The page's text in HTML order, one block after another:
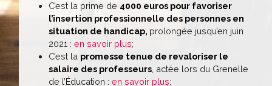
C’est la prime de 4000 euros pour favoriser
l’insertion professionnelle des personnes en
situation de handicap, prolongée jusqu’en juin
2021 : en savoir plus;
C’est la promesse tenue de revaloriser le
salaire des professeurs , actée lors du Grenelle
de l’Éducation : en savoir plus;